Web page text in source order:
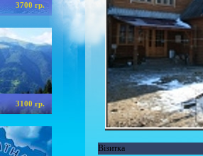
3700 гр.
3100 гр.
Візитка